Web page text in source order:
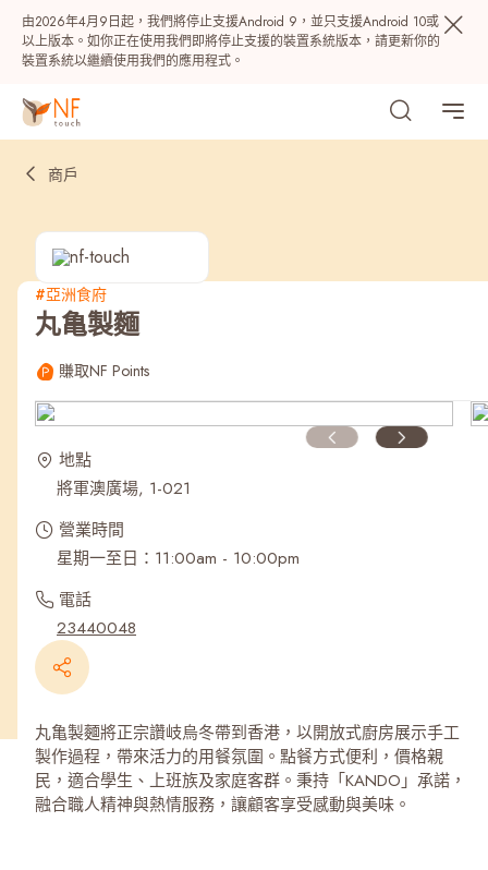
由2026年4月9日起，我們將停止支援Android 9，並只支援Android 10或
以上版本。如你正在使用我們即將停止支援的裝置系統版本，請更新你的
裝置系統以繼續使用我們的應用程式。
熱門
最近搜尋紀錄
商戶
#亞洲食府
丸亀製麵
賺取NF Points
地點
將軍澳廣場, 1-021
營業時間
星期一至日：11:00am - 10:00pm
電話
23440048
丸亀製麵將正宗讚岐烏冬帶到香港，以開放式廚房展示手工
製作過程，帶來活力的用餐氛圍。點餐方式便利，價格親
民，適合學生、上班族及家庭客群。秉持「KANDO」承諾，
融合職人精神與熱情服務，讓顧客享受感動與美味。